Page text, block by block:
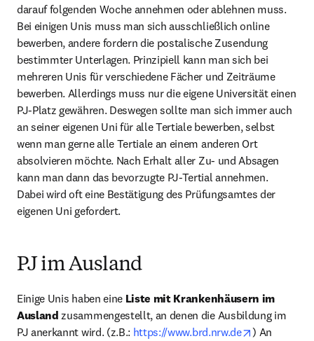
darauf folgenden Woche annehmen oder ablehnen muss.
Bei einigen Unis muss man sich ausschließlich online
bewerben, andere fordern die postalische Zusendung
bestimmter Unterlagen. Prinzipiell kann man sich bei
mehreren Unis für verschiedene Fächer und Zeiträume
bewerben. Allerdings muss nur die eigene Universität einen
PJ-Platz gewähren. Deswegen sollte man sich immer auch
an seiner eigenen Uni für alle Tertiale bewerben, selbst
wenn man gerne alle Tertiale an einem anderen Ort
absolvieren möchte. Nach Erhalt aller Zu- und Absagen
kann man dann das bevorzugte PJ-Tertial annehmen.
Dabei wird oft eine Bestätigung des Prüfungsamtes der
eigenen Uni gefordert.
PJ im Ausland
Einige Unis haben eine Liste mit Krankenhäusern im
Ausland zusammengestellt, an denen die Ausbildung im
PJ anerkannt wird. (z.B.: https://www.brd.nrw.de opens in
) An